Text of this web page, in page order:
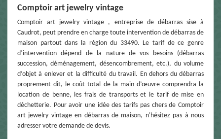
Comptoir art jewelry vintage
Comptoir art jewelry vintage , entreprise de débarras sise à
Caudrot, peut prendre en charge toute intervention de débarras de
maison partout dans la région du 33490. Le tarif de ce genre
d’intervention dépend de la nature de vos besoins (débarras
succession, déménagement, désencombrement, etc.), du volume
d’objet à enlever et la difficulté du travail. En dehors du débarras
proprement dit, le coût total de la main d’œuvre comprendra la
location de benne, les frais de transports et le tarif de mise en
déchetterie. Pour avoir une idée des tarifs pas chers de Comptoir
art jewelry vintage en débarras de maison, n'hésitez pas à nous
adresser votre demande de devis.